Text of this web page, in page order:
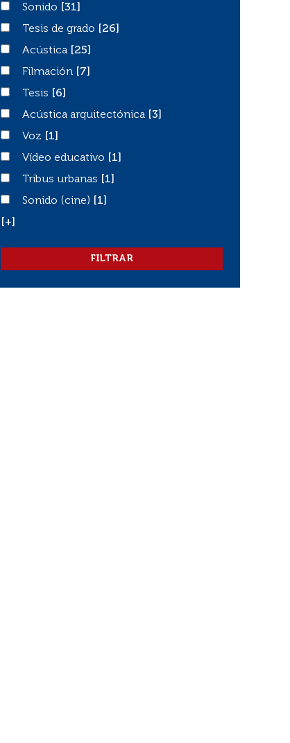
SonidoSonido
[31]
Tesis de grado
Tesis de grado
[26]
AcústicaAcústica
[25]
Filmación
Filmación
[7]
TesisTesis
[6]
Acústica arquitectónica
Acústica arquitectónica
[3]
Voz
Voz
[1]
Vídeo educativo
Vídeo educativo
[1]
Tribus urbanas
Tribus urbanas
[1]
Sonido (cine)
Sonido (cine)
[1]
[+]